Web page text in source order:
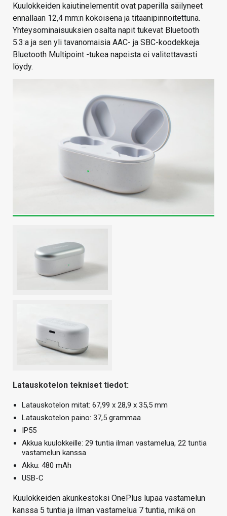
Kuulokkeiden kaiutinelementit ovat paperilla säilyneet
ennallaan 12,4 mm:n kokoisena ja titaanipinnoitettuna.
Yhteysominaisuuksien osalta napit tukevat Bluetooth
5.3:a ja sen yli tavanomaisia AAC- ja SBC-koodekkeja.
Bluetooth Multipoint -tukea napeista ei valitettavasti
löydy.
Latauskotelon tekniset tiedot:
Latauskotelon mitat: 67,99 x 28,9 x 35,5 mm
Latauskotelon paino: 37,5 grammaa
IP55
Akkua kuulokkeille: 29 tuntia ilman vastamelua, 22 tuntia
vastamelun kanssa
Akku: 480 mAh
USB-C
Kuulokkeiden akunkestoksi OnePlus lupaa vastamelun
kanssa 5 tuntia ja ilman vastamelua 7 tuntia, mikä on